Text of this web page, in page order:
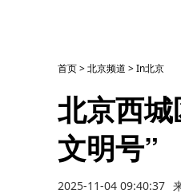
首页>北京频道 >In北京
北京西
文明号”
2025-11-04 09:40:37